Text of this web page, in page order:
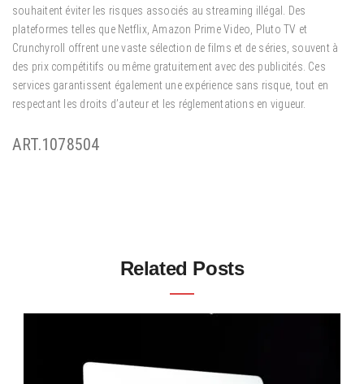
souhaitent éviter les risques associés au streaming illégal.
Des
plateformes telles que Netflix, Amazon Prime Video, Pluto TV et
Crunchyroll offrent une vaste sélection de films et de séries, souvent à
des prix compétitifs ou même gratuitement avec des publicités. Ces
services garantissent également une expérience sans risque, tout en
respectant les droits d’auteur et les réglementations en vigueur.
ART.1078504
Related Posts